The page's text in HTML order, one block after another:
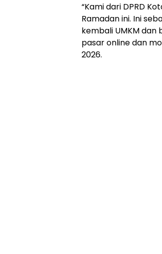
“Kami dari DPRD
Ramadan ini. Ini
kembali UMKM
pasar online dan
2026.